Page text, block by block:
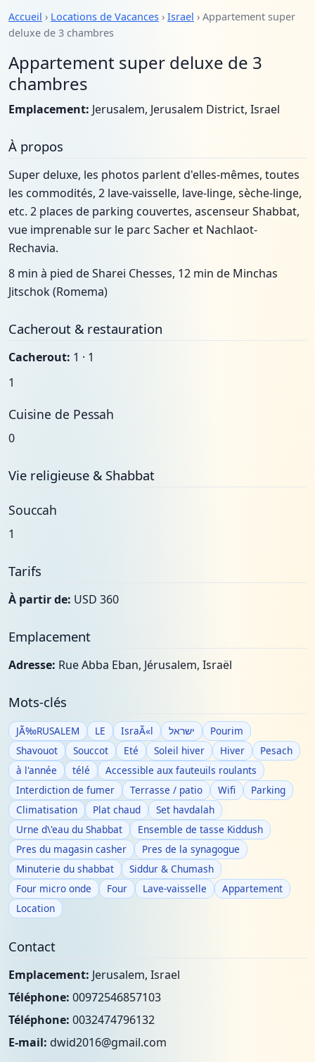
Accueil › Locations de Vacances › Israel › Appartement super
deluxe de 3 chambres
Appartement super deluxe de 3
chambres
Emplacement: Jerusalem, Jerusalem District, Israel
À propos
Super deluxe, les photos parlent d'elles-mêmes, toutes
les commodités, 2 lave-vaisselle, lave-linge, sèche-linge,
etc. 2 places de parking couvertes, ascenseur Shabbat,
vue imprenable sur le parc Sacher et Nachlaot-
Rechavia.
8 min à pied de Sharei Chesses, 12 min de Minchas
Jitschok (Romema)
Cacherout & restauration
Cacherout: 1 · 1
1
Cuisine de Pessah
0
Vie religieuse & Shabbat
Souccah
1
Tarifs
À partir de: USD 360
Emplacement
Adresse: Rue Abba Eban, Jérusalem, Israël
Mots-clés
JÃ‰RUSALEM LE IsraÃ«l ישראל
Pourim
Shavouot
Souccot Eté Soleil hiver Hiver
Pesach
à l'année
télé
Accessible aux fauteuils roulants
Interdiction de fumer
Terrasse / patio Wifi
Parking
Climatisation
Plat chaud
Set havdalah
Urne d\'eau du Shabbat
Ensemble de tasse Kiddush
Pres du magasin casher
Pres de la synagogue
Minuterie du shabbat
Siddur & Chumash
Four micro onde
Four Lave-vaisselle
Appartement
Location
Contact
Emplacement: Jerusalem, Israel
Téléphone: 00972546857103
Téléphone: 0032474796132
E-mail: dwid2016@gmail.com